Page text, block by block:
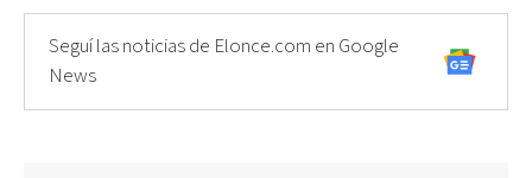
Seguí las noticias de Elonce.com en Google
News